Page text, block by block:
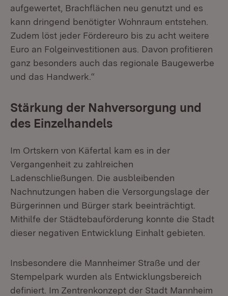
aufgewertet, Brachflächen neu genutzt und es
kann dringend benötigter Wohnraum entstehen.
Zudem löst jeder Fördereuro bis zu acht weitere
Euro an Folgeinvestitionen aus. Davon profitieren
ganz besonders auch das regionale Baugewerbe
und das Handwerk.“
Stärkung der Nahversorgung und
des Einzelhandels
Im Ortskern von Käfertal kam es in der
Vergangenheit zu zahlreichen
Ladenschließungen. Die ausbleibenden
Nachnutzungen haben die Versorgungslage der
Bürgerinnen und Bürger stark beeinträchtigt.
Mithilfe der Städtebauförderung konnte die Stadt
dieser negativen Entwicklung Einhalt gebieten.
Insbesondere die Mannheimer Straße und der
Stempelpark wurden als Entwicklungsbereich
definiert. Im Zentrenkonzept der Stadt Mannheim